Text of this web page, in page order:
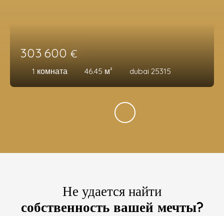
303 600 €
1 комната 46.45 м² dubai 25315
Не удается найти
собственность вашей мечты?